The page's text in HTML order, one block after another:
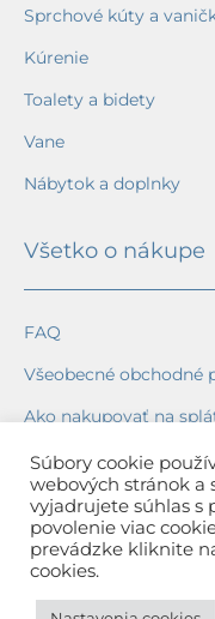
Sprchové kúty a
Kúrenie
Toalety a bidety
Vane
Nábytok a doplnky
Všetko o nákupe
FAQ
Všeobecné obchodné
Ako nakupovať na
Ochrana osobných
Reklamačný poriadok
Spôsob a cena dopravy
Súbory cookie
webových stránok a
vyjadrujete súhlas s
povolenie viac
prevádzke kliknite
cookies.